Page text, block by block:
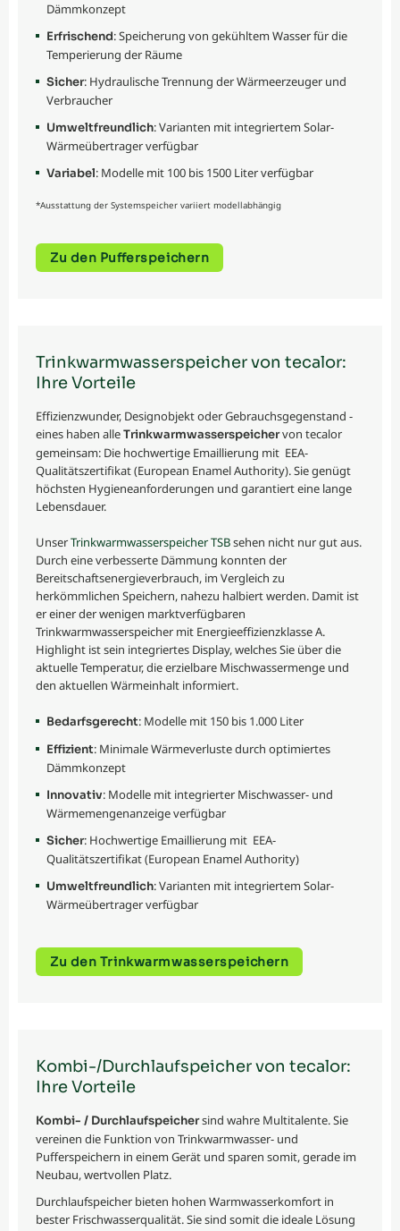
Dämmkonzept
Erfrischend: Speicherung von gekühltem Wasser für die
Temperierung der Räume
Sicher: Hydraulische Trennung der Wärmeerzeuger und
Verbraucher
Umweltfreundlich: Varianten mit integriertem Solar-
Wärmeübertrager verfügbar
Variabel: Modelle mit 100 bis 1500 Liter verfügbar
*Ausstattung der Systemspeicher variiert modellabhängig
Zu den Pufferspeichern
Trinkwarmwasserspeicher von tecalor:
Ihre Vorteile
Effizienzwunder, Designobjekt oder Gebrauchsgegenstand -
eines haben alleTrinkwarmwasserspeichervon tecalor
gemeinsam: Die hochwertige Emaillierung mit EEA-
Qualitätszertifikat (European Enamel Authority). Sie genügt
höchsten Hygieneanforderungen und garantiert eine lange
Lebensdauer.
UnserTrinkwarmwasserspeicher TSBsehen nicht nur gut aus.
Durch eine verbesserte Dämmung konnten der
Bereitschaftsenergieverbrauch, im Vergleich zu
herkömmlichen Speichern, nahezu halbiert werden. Damit ist
er einer der wenigen marktverfügbaren
Trinkwarmwasserspeicher mit Energieeffizienzklasse A.
Highlight ist sein integriertes Display, welches Sie über die
aktuelle Temperatur, die erzielbare Mischwassermenge und
den aktuellen Wärmeinhalt informiert.
Bedarfsgerecht: Modelle mit 150 bis 1.000 Liter
Effizient: Minimale Wärmeverluste durch optimiertes
Dämmkonzept
Innovativ: Modelle mit integrierter Mischwasser- und
Wärmemengenanzeige verfügbar
Sicher: Hochwertige Emaillierung mit EEA-
Qualitätszertifikat (European Enamel Authority)
Umweltfreundlich: Varianten mit integriertem Solar-
Wärmeübertrager verfügbar
Zu den Trinkwarmwasserspeichern
Kombi-/Durchlaufspeicher von tecalor:
Ihre Vorteile
Kombi- / Durchlaufspeichersind wahre Multitalente. Sie
vereinen die Funktion von Trinkwarmwasser- und
Pufferspeichern in einem Gerät und sparen somit, gerade im
Neubau, wertvollen Platz.
Durchlaufspeicher bieten hohen Warmwasserkomfort in
bester Frischwasserqualität. Sie sind somit die ideale Lösung